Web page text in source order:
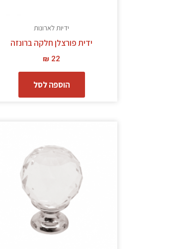
ידיות לארונות
ידית פורצלן חלקה ברונזה
₪ 22
הוספה לסל